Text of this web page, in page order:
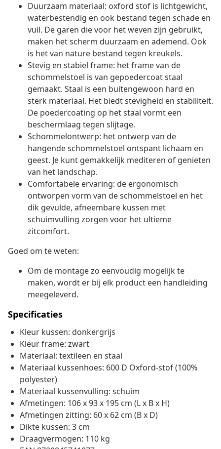
Duurzaam materiaal: oxford stof is lichtgewicht,
waterbestendig en ook bestand tegen schade en
vuil. De garen die voor het weven zijn gebruikt,
maken het scherm duurzaam en ademend. Ook
is het van nature bestand tegen kreukels.
Stevig en stabiel frame: het frame van de
schommelstoel is van gepoedercoat staal
gemaakt. Staal is een buitengewoon hard en
sterk materiaal. Het biedt stevigheid en stabiliteit.
De poedercoating op het staal vormt een
beschermlaag tegen slijtage.
Schommelontwerp: het ontwerp van de
hangende schommelstoel ontspant lichaam en
geest. Je kunt gemakkelijk mediteren of genieten
van het landschap.
Comfortabele ervaring: de ergonomisch
ontworpen vorm van de schommelstoel en het
dik gevulde, afneembare kussen met
schuimvulling zorgen voor het ultieme
zitcomfort.
Goed om te weten:
Om de montage zo eenvoudig mogelijk te
maken, wordt er bij elk product een handleiding
meegeleverd.
Specificaties
Kleur kussen: donkergrijs
Kleur frame: zwart
Materiaal: textileen en staal
Materiaal kussenhoes: 600 D Oxford-stof (100%
polyester)
Materiaal kussenvulling: schuim
Afmetingen: 106 x 93 x 195 cm (L x B x H)
Afmetingen zitting: 60 x 62 cm (B x D)
Dikte kussen: 3 cm
Draagvermogen: 110 kg